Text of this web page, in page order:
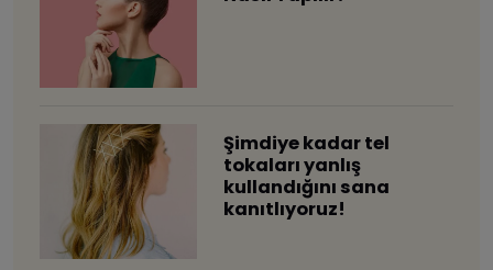
Şimdiye kadar tel
tokaları yanlış
kullandığını sana
kanıtlıyoruz!